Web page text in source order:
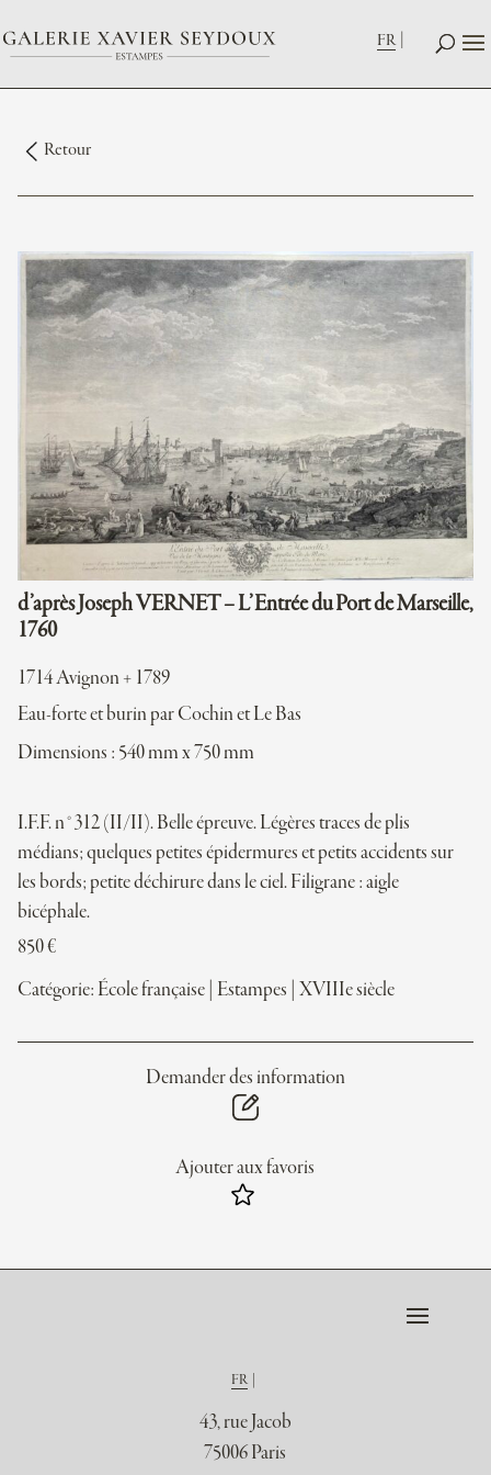
FR
Retour
d’après Joseph VERNET – L’Entrée du Port de Marseille,
1760
1714 Avignon + 1789
Eau-forte et burin par Cochin et Le Bas
Dimensions : 540 mm x 750 mm
I.F.F. n°312 (II/II). Belle épreuve. Légères traces de plis
médians; quelques petites épidermures et petits accidents sur
les bords; petite déchirure dans le ciel. Filigrane : aigle
bicéphale.
850€
Catégorie: École française Estampes XVIIIe siècle
Demander des information
Ajouter aux favoris
FR
43, rue Jacob
75006 Paris